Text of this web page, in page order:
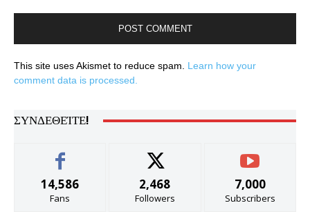
This site uses Akismet to reduce spam. Learn how your
comment data is processed.
ΣΥΝΔΕΘΕΊΤΕ!
14,586
Fans
2,468
Followers
7,000
Subscribers